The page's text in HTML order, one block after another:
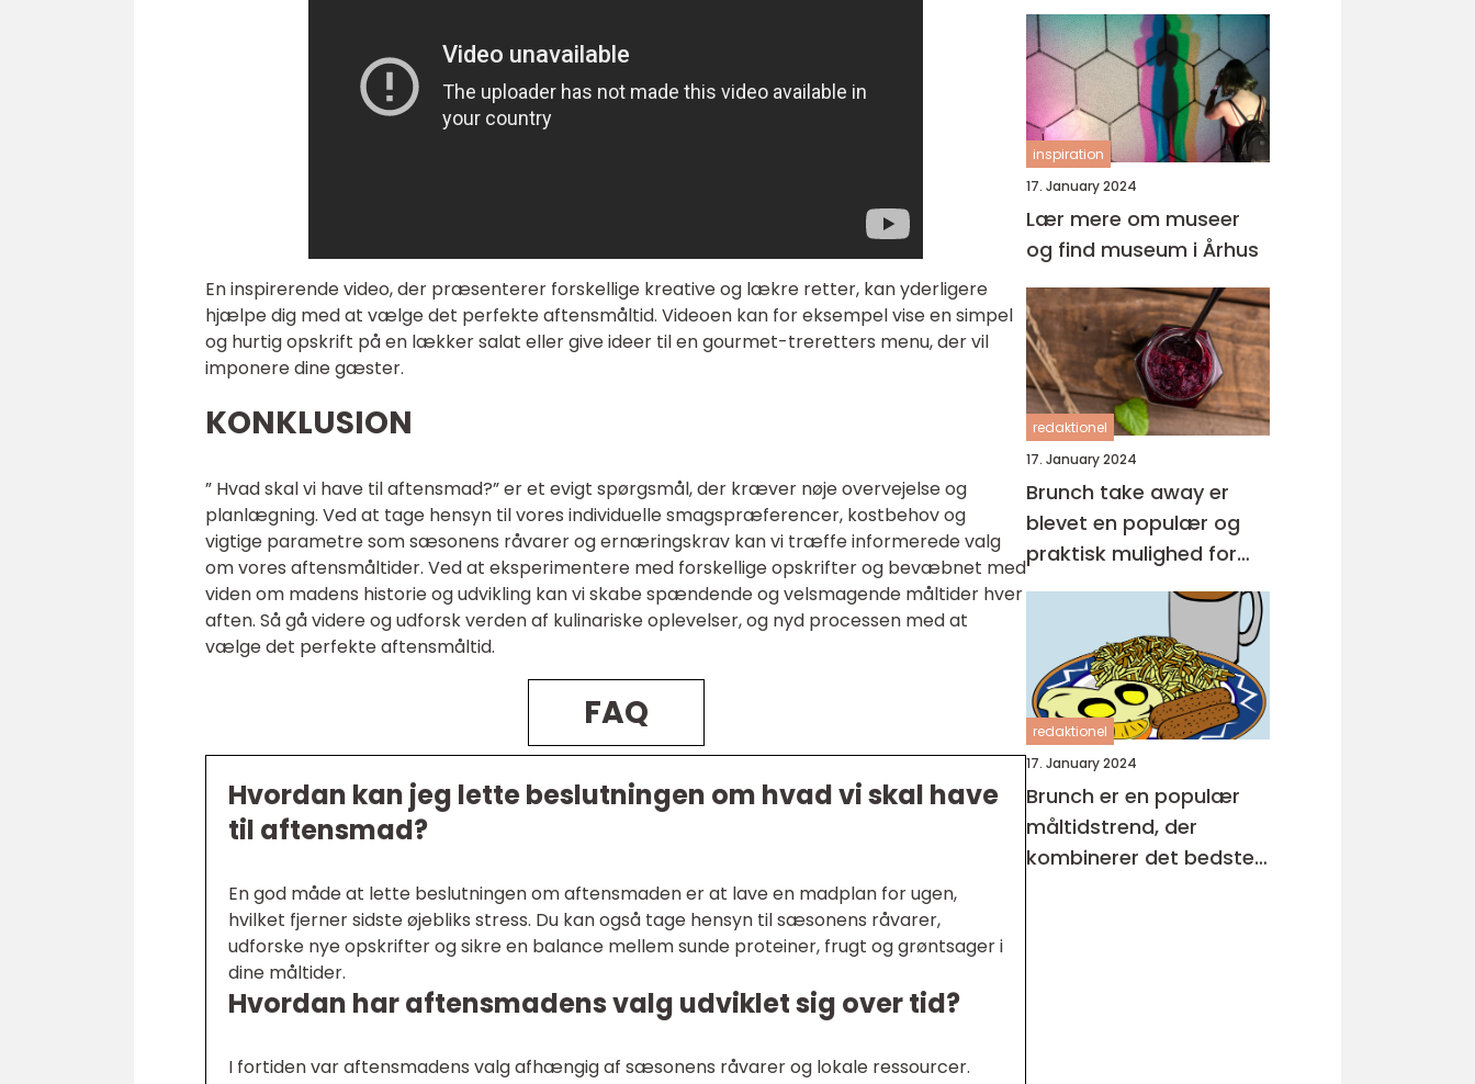
En inspirerende video, der præsenterer forskellige kreative og lækre retter, kan yderligere
hjælpe dig med at vælge det perfekte aftensmåltid. Videoen kan for eksempel vise en simpel
og hurtig opskrift på en lækker salat eller give ideer til en gourmet-treretters menu, der vil
imponere dine gæster.
KONKLUSION
” Hvad skal vi have til aftensmad?” er et evigt spørgsmål, der kræver nøje overvejelse og
planlægning. Ved at tage hensyn til vores individuelle smagspræferencer, kostbehov og
vigtige parametre som sæsonens råvarer og ernæringskrav kan vi træffe informerede valg
om vores aftensmåltider. Ved at eksperimentere med forskellige opskrifter og bevæbnet med
viden om madens historie og udvikling kan vi skabe spændende og velsmagende måltider hver
aften. Så gå videre og udforsk verden af kulinariske oplevelser, og nyd processen med at
vælge det perfekte aftensmåltid.
FAQ
Hvordan kan jeg lette beslutningen om hvad vi skal have
til aftensmad?
En god måde at lette beslutningen om aftensmaden er at lave en madplan for ugen,
hvilket fjerner sidste øjebliks stress. Du kan også tage hensyn til sæsonens råvarer,
udforske nye opskrifter og sikre en balance mellem sunde proteiner, frugt og grøntsager i
dine måltider.
Hvordan har aftensmadens valg udviklet sig over tid?
I fortiden var aftensmadens valg afhængig af sæsonens råvarer og lokale ressourcer.
inspiration
17. January 2024
Lær mere om museer
og find museum i Århus
redaktionel
17. January 2024
Brunch take away er
blevet en populær og
praktisk mulighed for
eventyrrejsende og
ønsker at nyde en
velsmagende og
nærende måltid, som
kan tages med på
farten
redaktionel
17. January 2024
Brunch er en populær
måltidstrend, der
kombinerer det bedste